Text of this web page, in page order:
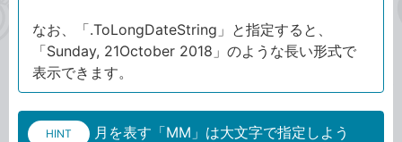
なお、「.ToLongDateString」と指定すると、
「Sunday, 21October 2018」のような長い形式で
表示できます。
HINT 月を表す「MM」は大文字で指定しよう